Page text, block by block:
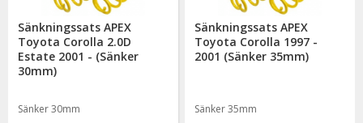
Sänkningssats APEX
Toyota Corolla 2.0D
Estate 2001 - (Sänker
30mm)
Sänker 30mm
Sänkningssats APEX
Toyota Corolla 1997 -
2001 (Sänker 35mm)
Sänker 35mm